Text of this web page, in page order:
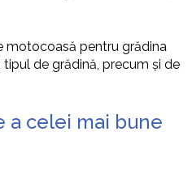
motocoasă pentru grădina
de grădină, precum și de
a celei mai bune